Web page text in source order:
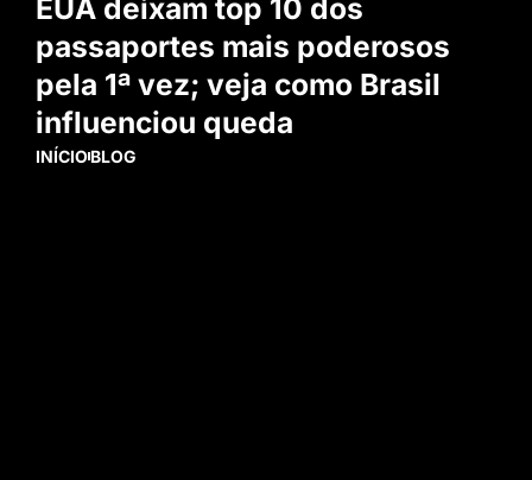
EUA deixam top 10 dos
passaportes mais poderosos
pela 1ª vez; veja como Brasil
influenciou queda
INÍCIOBLOG